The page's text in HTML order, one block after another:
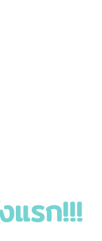
แรก!!!